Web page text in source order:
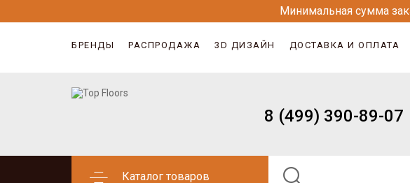
Минимальная сумма
БРЕНДЫ РАСПРОДАЖА 3D ДИЗАЙН ДОСТАВКА И ОПЛАТА
8 (499) 390-89-07
Каталог товаров